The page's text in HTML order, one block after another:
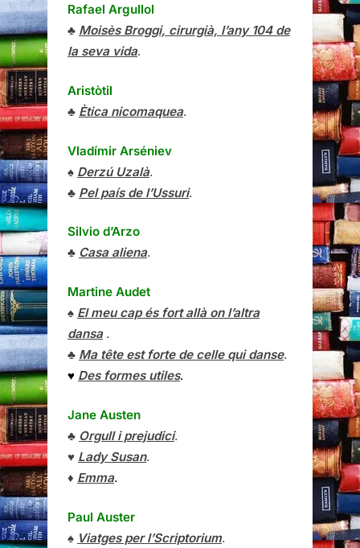
Rafael Argullol
♣ Moisès Broggi, cirurgià, l’any 104 de
la seva vida.
Aristòtil
♣ Ètica nicomaquea.
Vladímir Arséniev
♠ Derzú Uzalà.
♣ Pel país de l’Ussuri.
Silvio d’Arzo
♣ Casa aliena.
Martine Audet
♠ El meu cap és fort allà on l’altra
dansa.
♣ Ma tête est forte de celle qui danse.
♥ Des formes utiles.
Jane Austen
♣ Orgull i prejudici.
♥ Lady Susan.
♦ Emma.
Paul Auster
♠ Viatges per l’Scriptorium.